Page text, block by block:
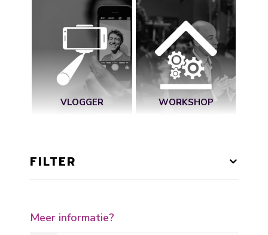
VLOGGER WORKSHOP
FILTER
Meer informatie?